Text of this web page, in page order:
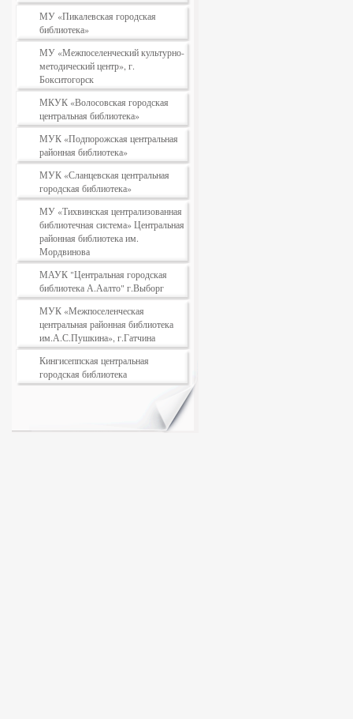
МУ «Пикалевская городская
библиотека»
МУ «Межпоселенческий культурно-
методический центр», г.
Бокситогорск
МКУК «Волосовская городская
центральная библиотека»
МУК «Подпорожская центральная
районная библиотека»
МУК «Сланцевская центральная
городская библиотека»
МУ «Тихвинская централизованная
библиотечная система» Центральная
районная библиотека им.
Мордвинова
МАУК "Центральная городская
библиотека А.Аалто" г.Выборг
МУК «Межпоселенческая
центральная районная библиотека
им.А.С.Пушкина», г.Гатчина
Кингисеппская центральная
городская библиотека